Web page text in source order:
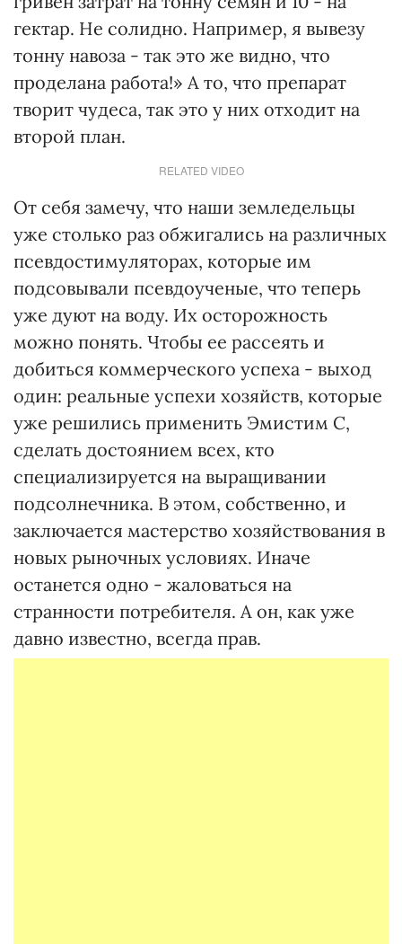
гектар. Не солидно. Например, я вывезу
тонну навоза - так это же видно, что
проделана работа!» А то, что препарат
творит чудеса, так это у них отходит на
второй план.
RELATED VIDEO
От себя замечу, что наши земледельцы
уже столько раз обжигались на различных
псевдостимуляторах, которые им
подсовывали псевдоученые, что теперь
уже дуют на воду. Их осторожность
можно понять. Чтобы ее рассеять и
добиться коммерческого успеха - выход
один: реальные успехи хозяйств, которые
уже решились применить Эмистим С,
сделать достоянием всех, кто
специализируется на выращивании
подсолнечника. В этом, собственно, и
заключается мастерство хозяйствования в
новых рыночных условиях. Иначе
останется одно - жаловаться на
странности потребителя. А он, как уже
давно известно, всегда прав.